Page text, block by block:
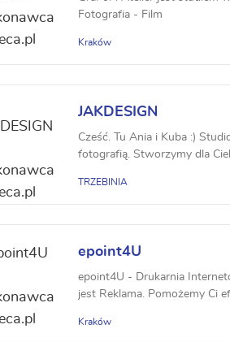
Fotografia - Film
Kraków
JAKDESIGN
Cześć. Tu Ania i Kuba :)
fotografią. Stworzymy dla
TRZEBINIA
epoint4U
epoint4U - Drukarnia
jest Reklama. Pomożemy Ci
Kraków